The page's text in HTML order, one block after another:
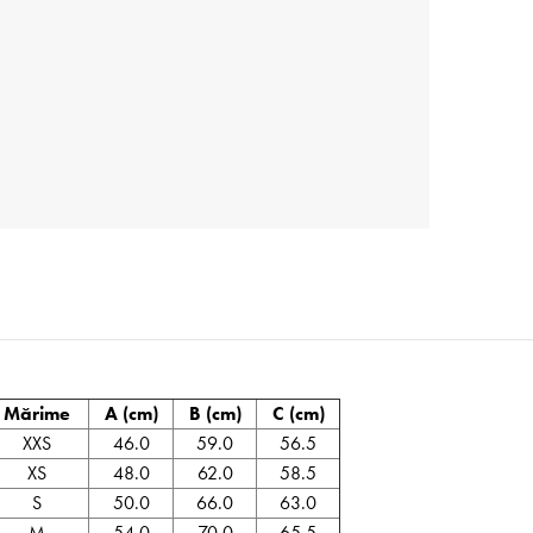
Mărime A (cm) B (cm)
C (cm)
XXS
46.0 59.0
56.5
XS
48.0 62.0
58.5
S
50.0 66.0
63.0